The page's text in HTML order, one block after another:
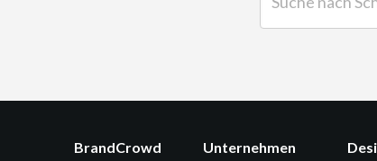
BrandCrowd Unternehmen